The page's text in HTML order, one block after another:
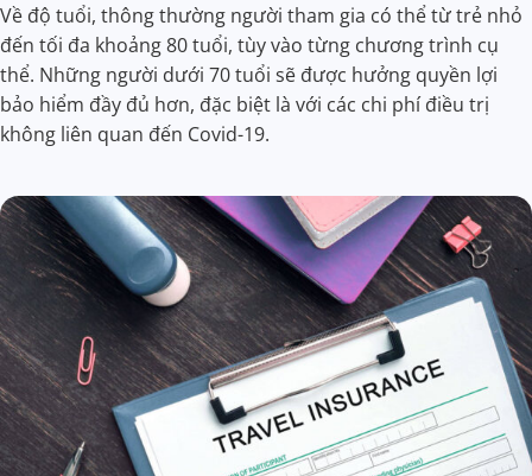
Về độ tuổi, thông thường người tham gia có thể từ trẻ nhỏ
đến tối đa khoảng 80 tuổi, tùy vào từng chương trình cụ
thể. Những người dưới 70 tuổi sẽ được hưởng quyền lợi
bảo hiểm đầy đủ hơn, đặc biệt là với các chi phí điều trị
không liên quan đến Covid-19.